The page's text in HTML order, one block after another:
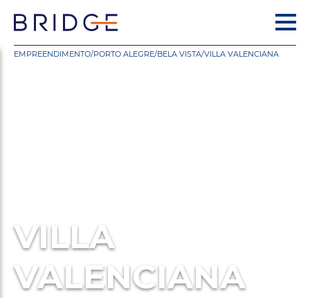
EMPREENDIMENTO/PORTO ALEGRE/BELA VISTA/VILLA VALENCIANA
VILLA
VALENCIANA